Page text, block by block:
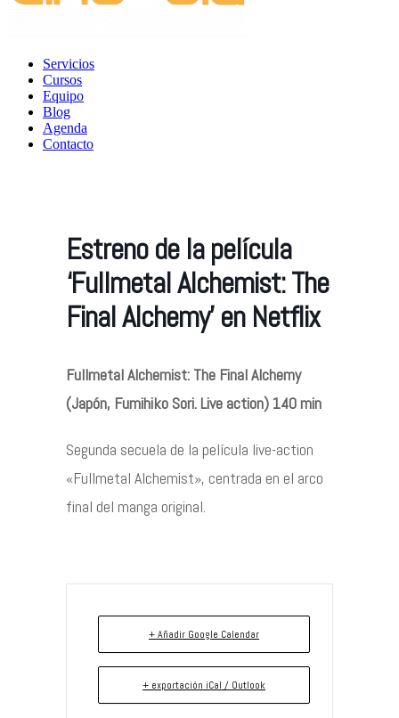
Servicios
Cursos
Equipo
Blog
Agenda
Contacto
Estreno de la película
‘Fullmetal Alchemist: The
Final Alchemy’ en Netflix
Fullmetal Alchemist: The Final Alchemy
(Japón, Fumihiko Sori. Live action) 140 min
Segunda secuela de la película live-action
«Fullmetal Alchemist», centrada en el arco
final del manga original.
+ Añadir Google Calendar
+ exportación iCal / Outlook